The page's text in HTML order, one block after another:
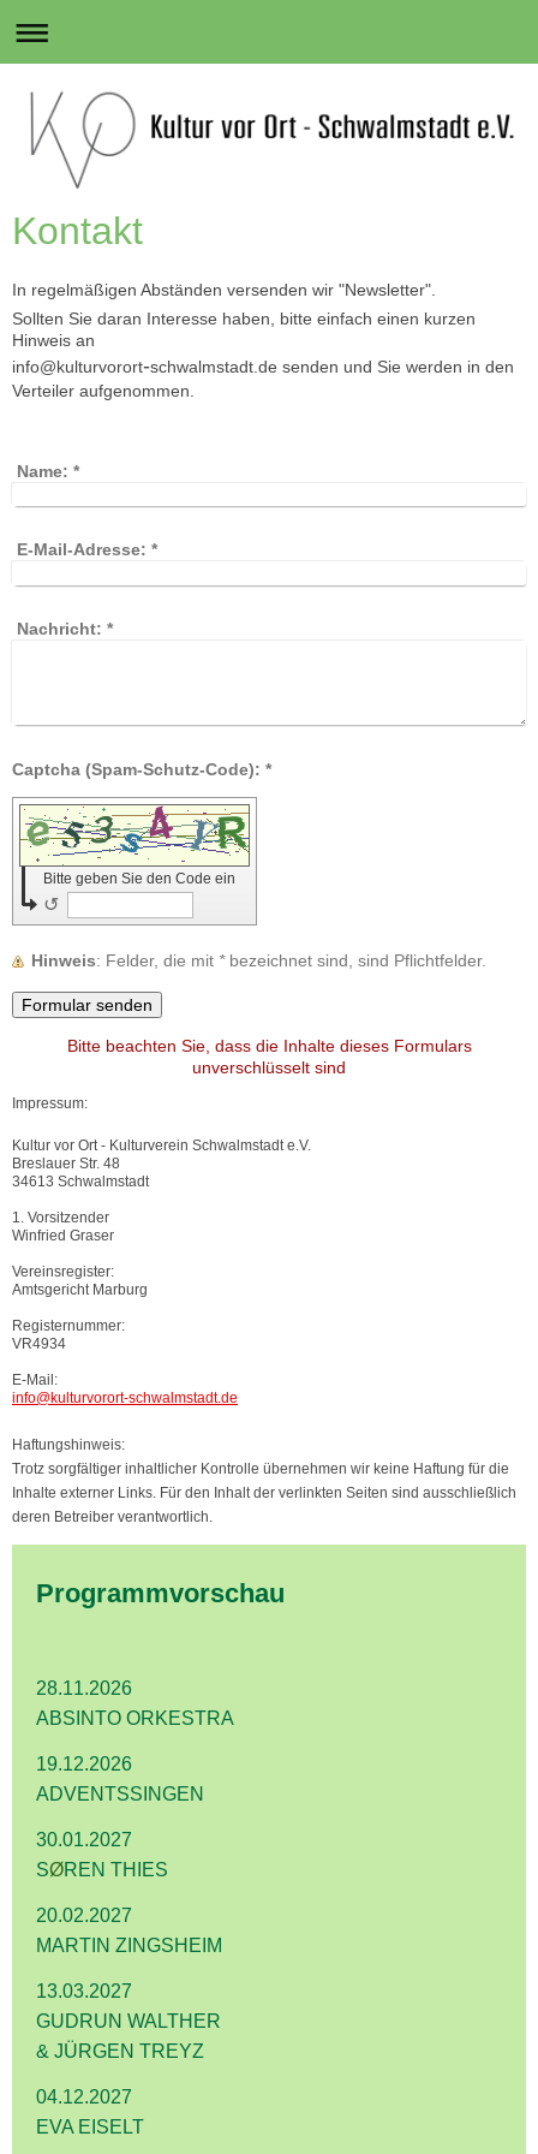
Kontakt
In regelmäßigen Abständen versenden wir "Newsletter".
Sollten Sie daran Interesse haben, bitte einfach einen kurzen
Hinweis an
info@kulturvorort-schwalmstadt.de senden und Sie werden in den
Verteiler aufgenommen.
Name: *
E-Mail-Adresse: *
Nachricht: *
Captcha (Spam-Schutz-Code): *
Bitte geben Sie den Code ein
↺
Hinweis : Felder, die mit *bezeichnet sind, sind Pflichtfelder.
Bitte beachten Sie, dass die Inhalte dieses Formulars
unverschlüsselt sind
Impressum:
Kultur vor Ort - Kulturverein Schwalmstadt e.V.
Breslauer Str. 48
34613 Schwalmstadt
1. Vorsitzender
Winfried Graser
Vereinsregister:
Amtsgericht Marburg
Registernummer:
VR4934
E-Mail:
info@kulturvorort-schwalmstadt.de
Haftungshinweis:
Trotz sorgfältiger inhaltlicher Kontrolle übernehmen wir keine Haftung für die
Inhalte externer Links. Für den Inhalt der verlinkten Seiten sind ausschließlich
deren Betreiber verantwortlich.
Programmvorschau
28.11.2026
ABSINTO ORKESTRA
19.12.2026
ADVENTSSINGEN
30.01.2027
SØREN THIES
20.02.2027
MARTIN ZINGSHEIM
13.03.2027
GUDRUN WALTHER
& JÜRGEN TREYZ
04.12.2027
EVA EISELT